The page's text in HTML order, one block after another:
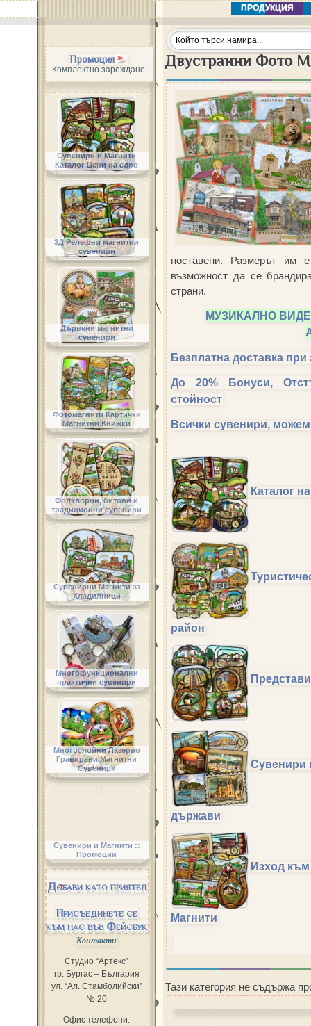
ПРОДУКЦИЯ
Двустранни Фото
поставени. Размерът
възможност да се
страни.
МУЗИКАЛНО
Безплатна доставка
До 20% Бонуси,
стойност
Всички сувенири,
Каталог
район
Сувенири
държави
Изход
Магнити
Тази категория не съдържа
Промоция
Комплектно зареждане
Сувенири и Магнити
Каталог Цени на едро
3Д Релефни магнитни
сувенири
Дървени магнитни
сувенири
Фотомагнити Картички
Магнитни Книжки
Фолклорни, битови и
традиционни сувенири
Сувенирни Магнити за
Хладилници
Многофункционални
практични сувенири
Многослойни Лазерно
Гравирани Магнитни
Сувенири
Сувенири и Магнити ::
Промоции
Добави като приятел
Присъединете се
към нас във Фейсбук
Контакти
Студио “Артекс”
гр. Бургас – България
ул. “Ал. Стамболийски”
№ 20
Офис телефони: